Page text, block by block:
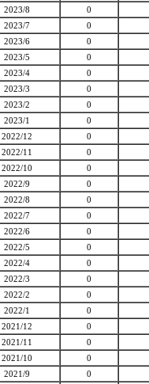
2023/8
0
2023/7
0
2023/6
0
2023/5
0
2023/4
0
2023/3
0
2023/2
0
2023/1
0
2022/12
0
2022/11
0
2022/10
0
2022/9
0
2022/8
0
2022/7
0
2022/6
0
2022/5
0
2022/4
0
2022/3
0
2022/2
0
2022/1
0
2021/12
0
2021/11
0
2021/10
0
2021/9
0